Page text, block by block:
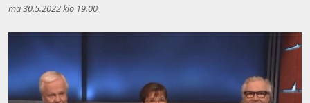
ma 30.5.2022 klo 19.00